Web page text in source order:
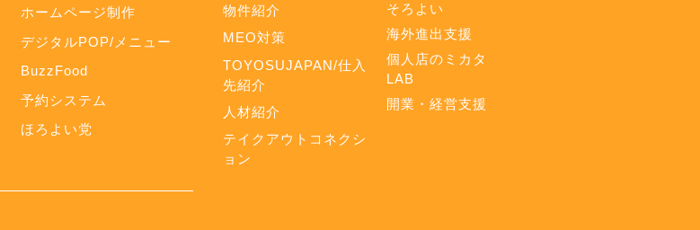
ホームページ制作
デジタルPOP/メニュー
BuzzFood
予約システム
ほろよい党
物件紹介
MEO対策
TOYOSUJAPAN/仕入
先紹介
人材紹介
テイクアウトコネクシ
ョン
そろよい
海外進出支援
個人店のミカタ
LAB
開業・経営支援